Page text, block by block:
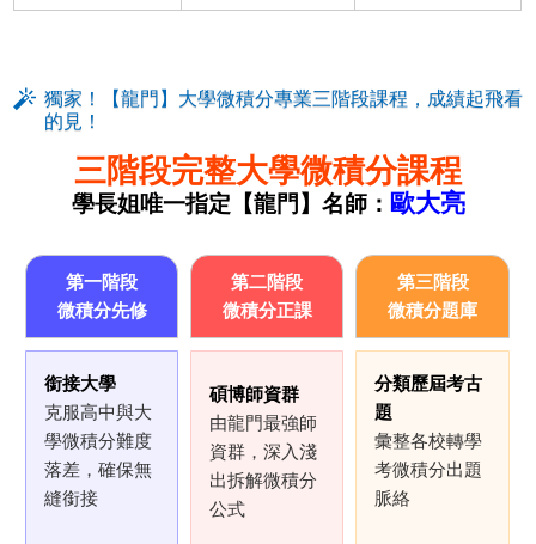
獨家！【龍門】大學微積分專業三階段課程，成績起飛看
的見！
三階段完整大學微積分課程
學長姐唯一指定【龍門】名師： 歐大亮
第一階段
微積分先修
第二階段
微積分正課
第三階段
微積分題庫
銜接大學
克服高中與大
學微積分難度
落差，確保無
縫銜接
碩博師資群
由龍門最強師
資群，深入淺
出拆解微積分
公式
分類歷屆考古
題
彙整各校轉學
考微積分出題
脈絡